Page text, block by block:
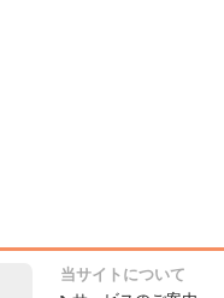
当サイトについて